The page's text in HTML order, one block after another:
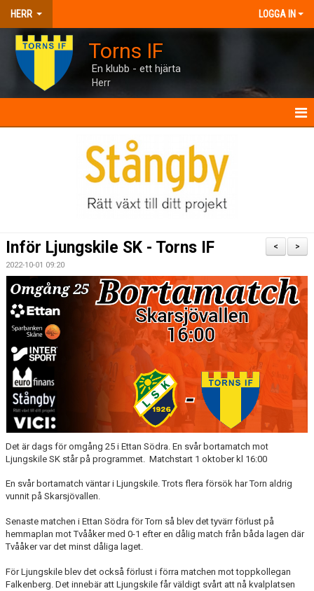
HERR LOGGA IN
Torns IF
En klubb - ett hjärta
Herr
TRUPPEN
BILDGALLERI
ÅRETS TORNARE
>
<
Inför Ljungskile SK - Torns IF
2022-10-01 09:20
Det är dags för omgång 25 i Ettan Södra. En svår bortamatch mot
Ljungskile SK står på programmet. Matchstart 1 oktober kl 16:00
En svår bortamatch väntar i Ljungskile. Trots flera försök har Torn aldrig
vunnit på Skarsjövallen.
Senaste matchen i Ettan Södra för Torn så blev det tyvärr förlust på
hemmaplan mot Tvååker med 0-1 efter en dålig match från båda lagen där
Tvååker var det minst dåliga laget.
För Ljungskile blev det också förlust i förra matchen mot toppkollegan
Falkenberg. Det innebär att Ljungskile får väldigt svårt att nå kvalplatsen